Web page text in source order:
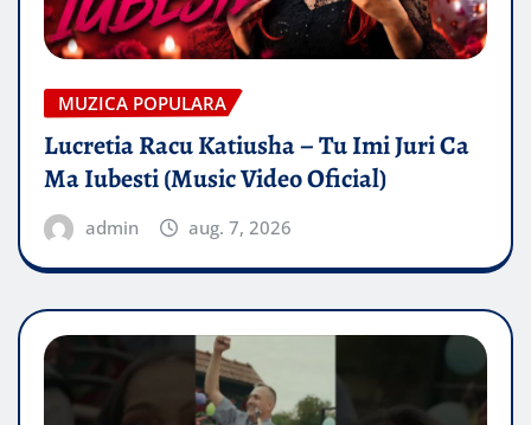
MUZICA POPULARA
Lucretia Racu Katiusha – Tu Imi Juri Ca
Ma Iubesti (Music Video Oficial)
admin aug. 7, 2026